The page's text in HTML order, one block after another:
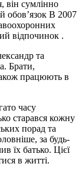
він сумлінно
обов’язок В 2007
відпочинок .
та
Брати,
працюють в
часу
старався кожну
порад та
за будь-
їх батько. Цієї
в житті.